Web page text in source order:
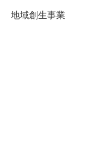
地域創生事業